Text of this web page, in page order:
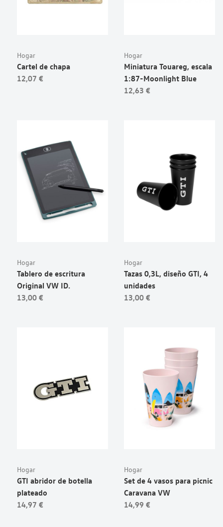
Hogar
Cartel de chapa
12,07 €
Hogar
Miniatura Touareg, escala
1:87-Moonlight Blue
12,63 €
Hogar
Tablero de escritura
Original VW ID.
13,00 €
Hogar
Tazas 0,3L, diseño GTI, 4
unidades
13,00 €
Hogar
GTI abridor de botella
plateado
14,97 €
Hogar
Set de 4 vasos para picnic
Caravana VW
14,99 €